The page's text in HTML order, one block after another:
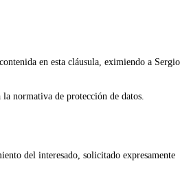
en esta cláusula, eximiendo a Sergio
normativa de protección de datos.
del interesado, solicitado expresamente